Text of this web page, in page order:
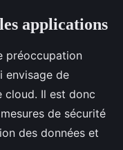
applications
préoccupation
envisage de
cloud. Il est donc
de sécurité
des données et